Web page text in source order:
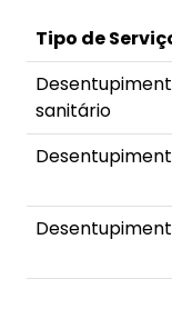
Tipo de
sanitário